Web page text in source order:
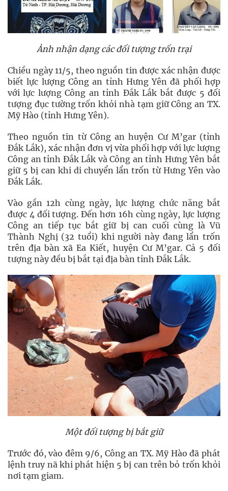
Ảnh nhận dạng các đối tượng trốn trại
Chiều ngày 11/5, theo nguồn tin được xác nhận được
biết lực lượng Công an tỉnh Hưng Yên đã phối hợp
với lực lượng Công an tỉnh Đắk Lắk bắt được 5 đối
tượng đục tường trốn khỏi nhà tạm giữ Công an TX.
Mỹ Hào (tỉnh Hưng Yên).
Theo nguồn tin từ Công an huyện Cư M’gar (tỉnh
Đắk Lắk), xác nhận đơn vị vừa phối hợp với lực lượng
Công an tỉnh Đắk Lắk và Công an tỉnh Hưng Yên bắt
giữ 5 bị can khi di chuyển lẩn trốn từ Hưng Yên vào
Đắk Lắk.
Vào gần 12h cùng ngày, lực lượng chức năng bắt
được 4 đối tượng. Đến hơn 16h cùng ngày, lực lượng
Công an tiếp tục bắt giữ bị can cuối cùng là Vũ
Thành Nghị (32 tuổi) khi người này đang lẩn trốn
trên địa bàn xã Ea Kiết, huyện Cư M’gar. Cả 5 đối
tượng này đều bị bắt tại địa bàn tỉnh Đắk Lắk.
Một đối tượng bị bắt giữ
Trước đó, vào đêm 9/6, Công an TX. Mỹ Hào đã phát
lệnh truy nã khi phát hiện 5 bị can trên bỏ trốn khỏi
nơi tạm giam.